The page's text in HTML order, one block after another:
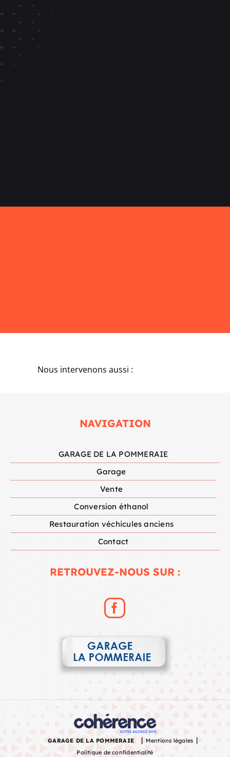
Nous intervenons aussi :
NAVIGATION
GARAGE DE LA POMMERAIE
Garage
Vente
Conversion éthanol
Restauration véchicules anciens
Contact
RETROUVEZ-NOUS SUR :
GARAGE DE LA POMMERAIE | Mentions légales |
Politique de confidentialité